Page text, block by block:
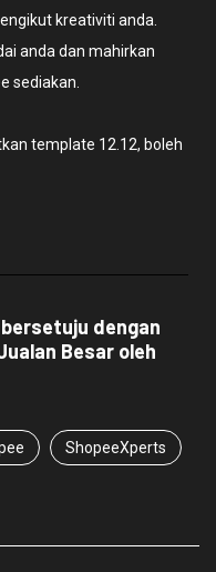
kreativiti anda.
anda dan mahirkan
sediakan.
template 12.12, boleh
dengan
Besar oleh
ShopeeXperts